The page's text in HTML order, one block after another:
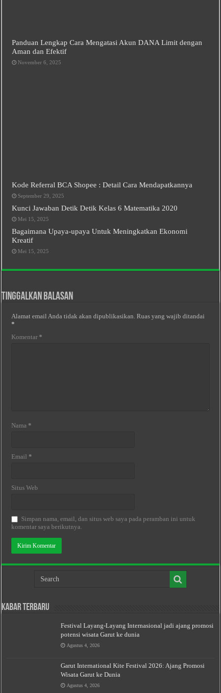
Panduan Lengkap Cara Mengatasi Akun DANA Limit dengan
Aman dan Efektif
November 6, 2025
Kode Referral BCA Shopee : Detail Cara Mendapatkannya
September 29, 2025
Kunci Jawaban Detik Detik Kelas 6 Matematika 2020
Mei 15, 2025
Bagaimana Upaya-upaya Untuk Meningkatkan Ekonomi
Kreatif
Mei 15, 2025
Tinggalkan Balasan
Alamat email Anda tidak akan dipublikasikan. Ruas yang wajib ditandai
*
Komentar *
Nama *
Email *
Situs Web
Simpan nama, email, dan situs web saya pada peramban ini untuk
komentar saya berikutnya.
Kabar Terbaru
Festival Layang-Layang Internasional jadi ajang promosi
potensi wisata Garut ke dunia
Agustus 4, 2026
Garut International Kite Festival 2026: Ajang Promosi
Wisata Garut ke Dunia
Agustus 4, 2026